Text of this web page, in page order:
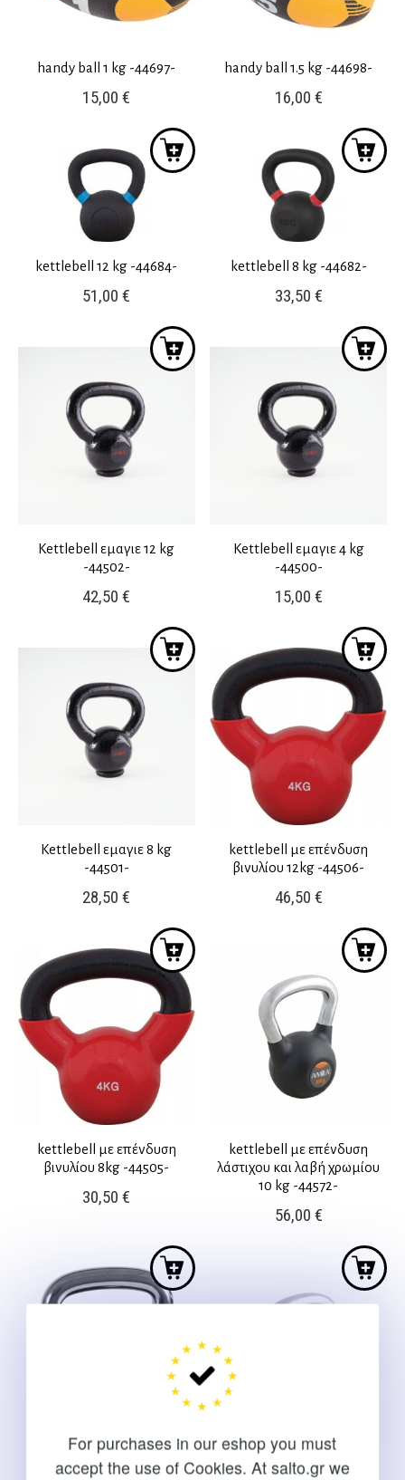
For purchases in our eshop you must
accept the use of Cookies. At salto.gr we
handy ball 1 kg -44697-
15,00€
handy ball 1.5 kg -44698-
16,00 €
kettlebell 12 kg -44684-
51,00€
kettlebell 8 kg -44682-
33,50 €
Kettlebell εμαγιε 12 kg
-44502-
42,50€
Kettlebell εμαγιε 4 kg
-44500-
15,00 €
Kettlebell εμαγιε 8 kg
-44501-
28,50€
kettlebell με επένδυση
βινυλίου 12kg -44506-
46,50 €
kettlebell με επένδυση
βινυλίου 8kg -44505-
30,50€
kettlebell με επένδυση
λάστιχου και λαβή χρωμίου
10 kg -44572-
56,00 €
kettlebell με επένδυση
kettlebell με επένδυση